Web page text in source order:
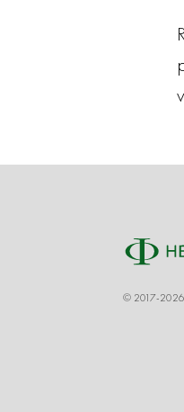
© 2017-2026